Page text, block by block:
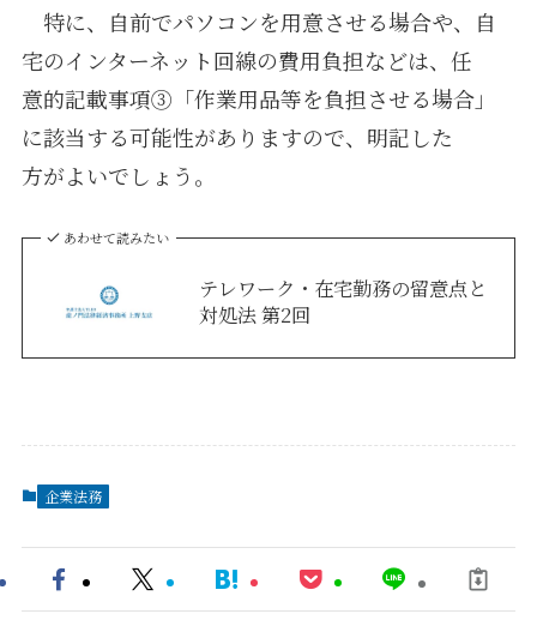
特に、自前でパソコンを用意させる場合や、自
宅のインターネット回線の費用負担などは、任
意的記載事項③「作業用品等を負担させる場合」
に該当する可能性がありますので、明記した
方がよいでしょう。
あわせて読みたい
テレワーク・在宅勤務の留意点と
対処法 第2回
企業法務